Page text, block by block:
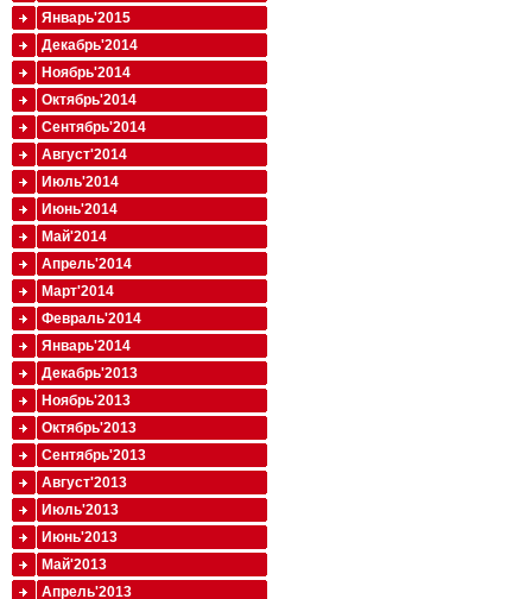
Январь'2015
Декабрь'2014
Ноябрь'2014
Октябрь'2014
Сентябрь'2014
Август'2014
Июль'2014
Июнь'2014
Май'2014
Апрель'2014
Март'2014
Февраль'2014
Январь'2014
Декабрь'2013
Ноябрь'2013
Октябрь'2013
Сентябрь'2013
Август'2013
Июль'2013
Июнь'2013
Май'2013
Апрель'2013